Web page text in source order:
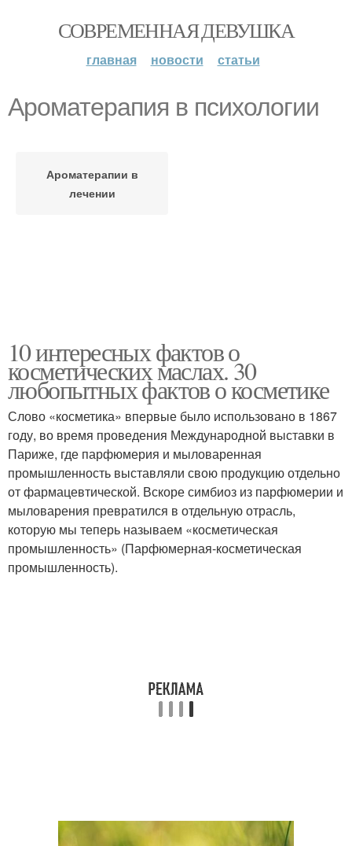
СОВРЕМЕННАЯ ДЕВУШКА
главная новости статьи
Ароматерапия в психологии
Ароматерапии в
лечении
10 интересных фактов о
косметических маслах. 30
любопытных фактов о косметике
Слово «косметика» впервые было использовано в 1867
году, во время проведения Международной выставки в
Париже, где парфюмерия и мыловаренная
промышленность выставляли свою продукцию отдельно
от фармацевтической. Вскоре симбиоз из парфюмерии и
мыловарения превратился в отдельную отрасль,
которую мы теперь называем «косметическая
промышленность» (Парфюмерная-косметическая
промышленность).